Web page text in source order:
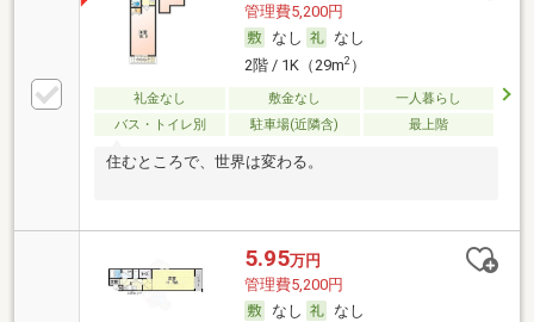
管理費5,200円
なし
なし
2階 / 1K（29m2）
礼金なし 敷金なし
一人暮らし
バス・トイレ別
駐車場(近隣含) 最上階
住むところで、世界は変わる。
5.95万円
管理費5,200円
なし
なし